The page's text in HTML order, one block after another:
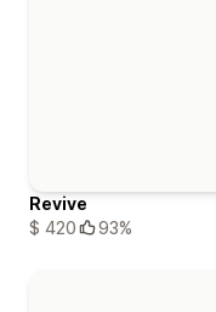
Revive
$ 420
93%